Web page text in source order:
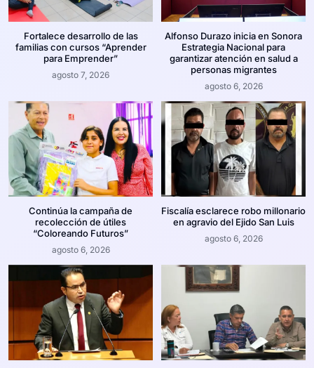
Fortalece desarrollo de las
familias con cursos “Aprender
para Emprender”
agosto 7, 2026
Alfonso Durazo inicia en Sonora
Estrategia Nacional para
garantizar atención en salud a
personas migrantes
agosto 6, 2026
Continúa la campaña de
recolección de útiles
“Coloreando Futuros”
agosto 6, 2026
Fiscalía esclarece robo millonario
en agravio del Ejido San Luis
agosto 6, 2026